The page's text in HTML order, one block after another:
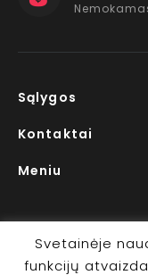
Sąlygos
Kontaktai
Meniu
Svetainėje
funkcijų